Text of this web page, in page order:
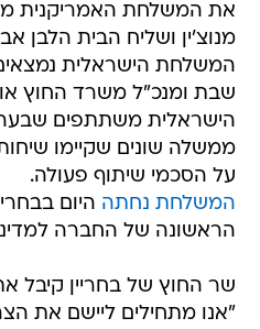
את המשלחת האמריקנית
מנוצ'ין ושליח הבית הלבן
המשלחת הישראלית נמצאים
שבת ומנכ"ל משרד החוץ
הישראלית משתתפים
ממשלה שונים שקיימו
על הסכמי שיתוף פעולה.
המשלחת נחתה היום
הראשונה של החברה
שר החוץ של בחריין
"אנו מתחילים ליישם את